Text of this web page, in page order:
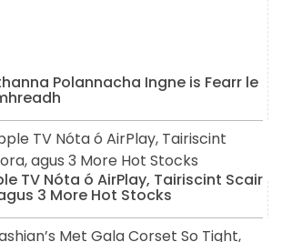
Polannacha Ingne is Fearr le
TV Nóta ó AirPlay, Tairiscint Scair
3 More Hot Stocks